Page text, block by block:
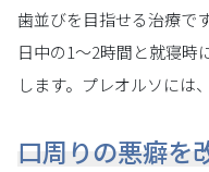
歯並びを目指せる治療で
日中の1〜2時間と就寝時
します。プレオルソには
口周りの悪癖を